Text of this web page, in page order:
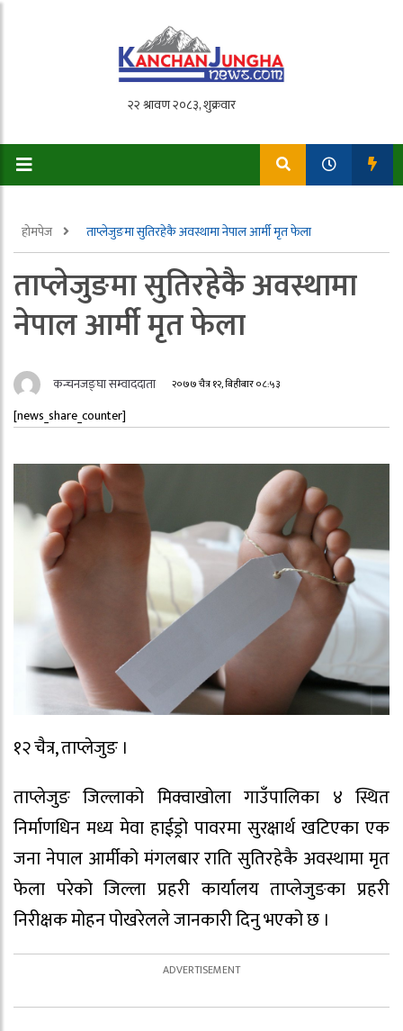
होमपेज ताप्लेजुङमा सुतिरहेकै अवस्थामा नेपाल आर्मी मृत फेला
ताप्लेजुङमा सुतिरहेकै अवस्थामा
नेपाल आर्मी मृत फेला
कन्चनजङ्घा सम्वाददाता २०७७ चैत्र १२, बिहीबार ०८:५३
[news_share_counter]
१२ चैत्र, ताप्लेजुङ ।
ताप्लेजुङ जिल्लाको मिक्वाखोला गाउँपालिका ४ स्थित
निर्माणधिन मध्य मेवा हाईड्रो पावरमा सुरक्षार्थ खटिएका एक
जना नेपाल आर्मीको मंगलबार राति सुतिरहेकै अवस्थामा मृत
फेला परेको जिल्ला प्रहरी कार्यालय ताप्लेजुङका प्रहरी
निरीक्षक मोहन पोखरेलले जानकारी दिनु भएको छ ।